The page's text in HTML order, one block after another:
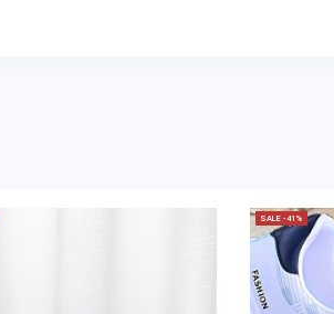
SALE -41%